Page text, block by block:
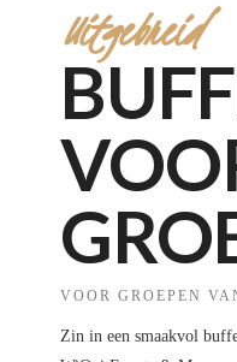
Uitgebreid
VOOR GROEPEN
Zin in een smaakvol